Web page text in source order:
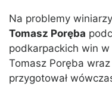
Na problemy
Tomasz Poręba
podkarpackich win
Tomasz Poręba
przygotował